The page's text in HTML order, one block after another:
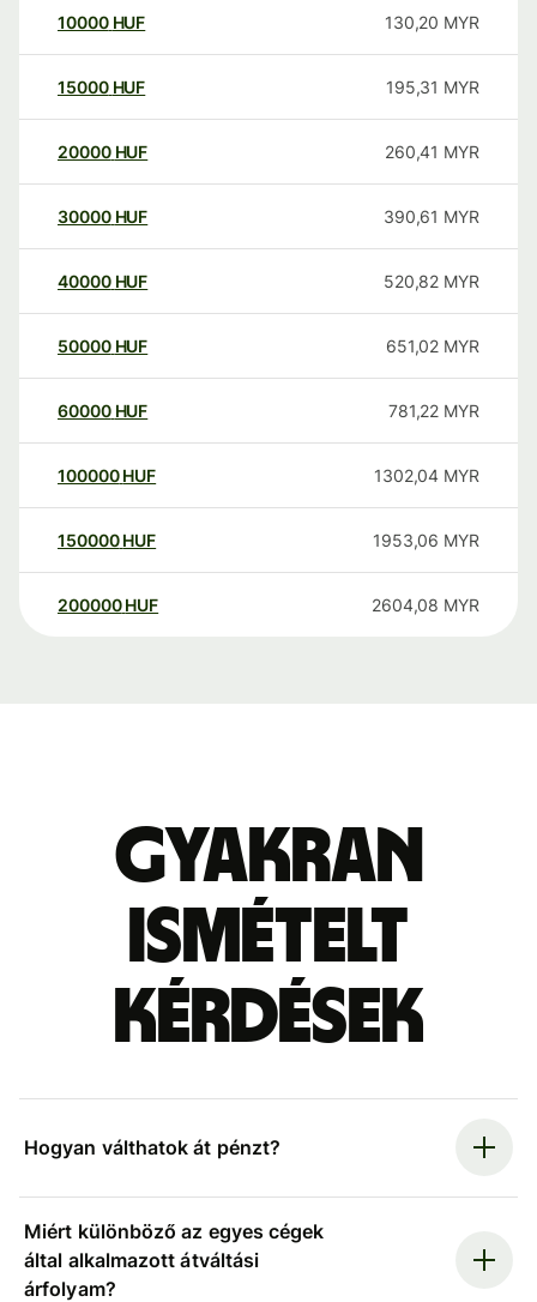
10000 HUF 130,20 MYR
15000 HUF 195,31 MYR
20000 HUF 260,41 MYR
30000 HUF 390,61 MYR
40000 HUF 520,82 MYR
50000 HUF 651,02 MYR
60000 HUF 781,22 MYR
100000 HUF 1302,04 MYR
150000 HUF 1953,06 MYR
200000 HUF 2604,08 MYR
Gyakran
ismételt
kérdések
Hogyan válthatok át pénzt?
Miért különböző az egyes cégek
által alkalmazott átváltási
árfolyam?